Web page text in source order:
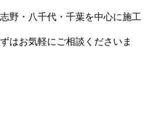
野・八千代・千葉を中心に施工
はお気軽にご相談くださいま